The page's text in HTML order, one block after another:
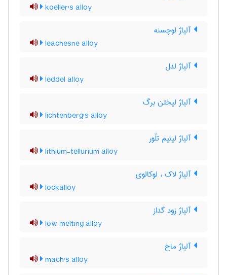
koeller's alloy
آلیاژ لوچسنه
leachesne alloy
آلیاژ لدل
leddel alloy
آلیاژ لیختن برگ
lichtenberg's alloy
آلیاژ لیتیم تلّور
lithium-tellurium alloy
آلیاژ لاک ، لوکالوی
lockalloy
آلیاژ زود گداز
low melting alloy
آلیاژ ماخ
mach's alloy